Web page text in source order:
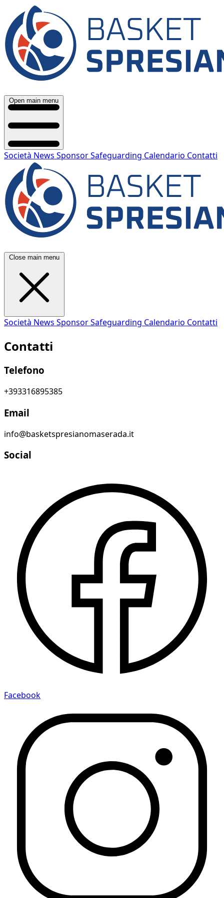
Open main menu
Società News SponsorSafeguarding Calendario Contatti
Close main menu
Società News SponsorSafeguarding Calendario Contatti
Contatti
Telefono
+393316895385
Email
info@basketspresianomaserada.it
Social
Facebook